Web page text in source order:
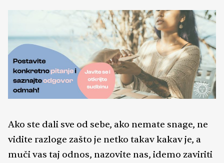
Ako ste dali sve od sebe, ako nemate snage, ne
vidite razloge zašto je netko takav kakav je, a
muči vas taj odnos, nazovite nas, idemo zaviriti